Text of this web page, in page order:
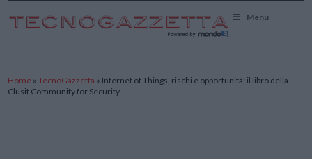
Menu
Home »TecnoGazzetta » Internet of Things, rischi e opportunità: il libro della
Clusit Community for Security